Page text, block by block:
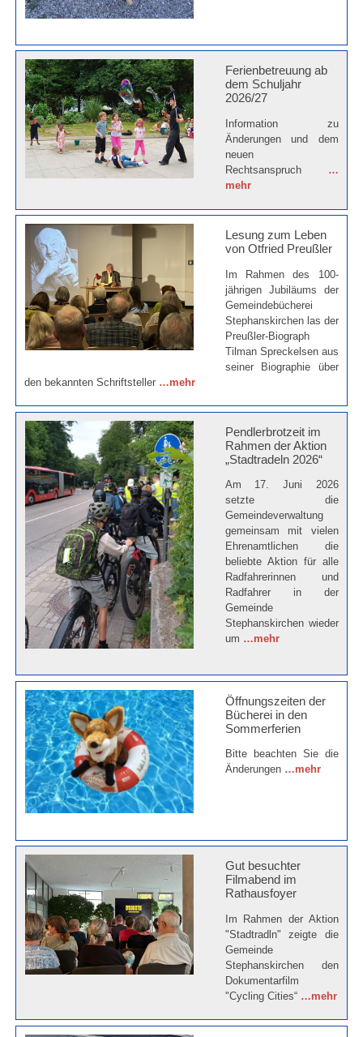
Ferienbetreuung ab
dem Schuljahr
2026/27
Information zu
Änderungen und dem
neuen
Rechtsanspruch …
mehr
Lesung zum Leben
von Otfried Preußler
Im Rahmen des 100-
jährigen Jubiläums der
Gemeindebücherei
Stephanskirchen las der
Preußler-Biograph
Tilman Spreckelsen aus
seiner Biographie über
den bekannten Schriftsteller …mehr
Pendlerbrotzeit im
Rahmen der Aktion
„Stadtradeln 2026“
Am 17. Juni 2026
setzte die
Gemeindeverwaltung
gemeinsam mit vielen
Ehrenamtlichen die
beliebte Aktion für alle
Radfahrerinnen und
Radfahrer in der
Gemeinde
Stephanskirchen wieder
um …mehr
Öffnungszeiten der
Bücherei in den
Sommerferien
Bitte beachten Sie die
Änderungen …mehr
Gut besuchter
Filmabend im
Rathausfoyer
Im Rahmen der Aktion
"Stadtradln" zeigte die
Gemeinde
Stephanskirchen den
Dokumentarfilm
"Cycling Cities“ …mehr